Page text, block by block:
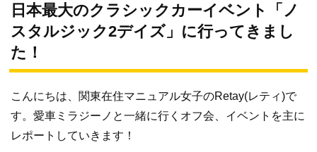
日本最大のクラシックカーイベント「ノ
スタルジック2デイズ」に行ってきまし
た！
こんにちは、関東在住マニュアル女子のRetay(レティ)で
す。愛車ミラジーノと一緒に行くオフ会、イベントを主に
レポートしていきます！